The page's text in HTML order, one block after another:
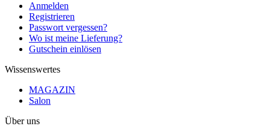
Anmelden
Registrieren
Passwort vergessen?
Wo ist meine Lieferung?
Gutschein einlösen
Wissenswertes
MAGAZIN
Salon
Über uns